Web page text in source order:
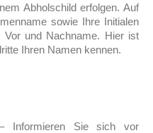
Abholschild erfolgen. Auf
sowie Ihre Initialen
und Nachname. Hier ist
Ihren Namen kennen.
Sie sich vor